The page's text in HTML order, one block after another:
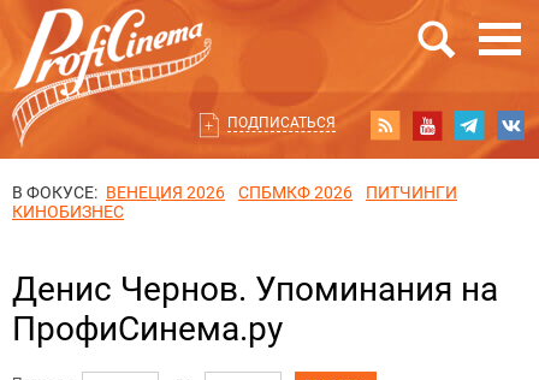
ПОДПИСАТЬСЯ
В ФОКУСЕ: ВЕНЕЦИЯ 2026 СПБМКФ 2026
ПИТЧИНГИ
КИНОБИЗНЕС
Денис Чернов. Упоминания на
ПрофиСинема.ру